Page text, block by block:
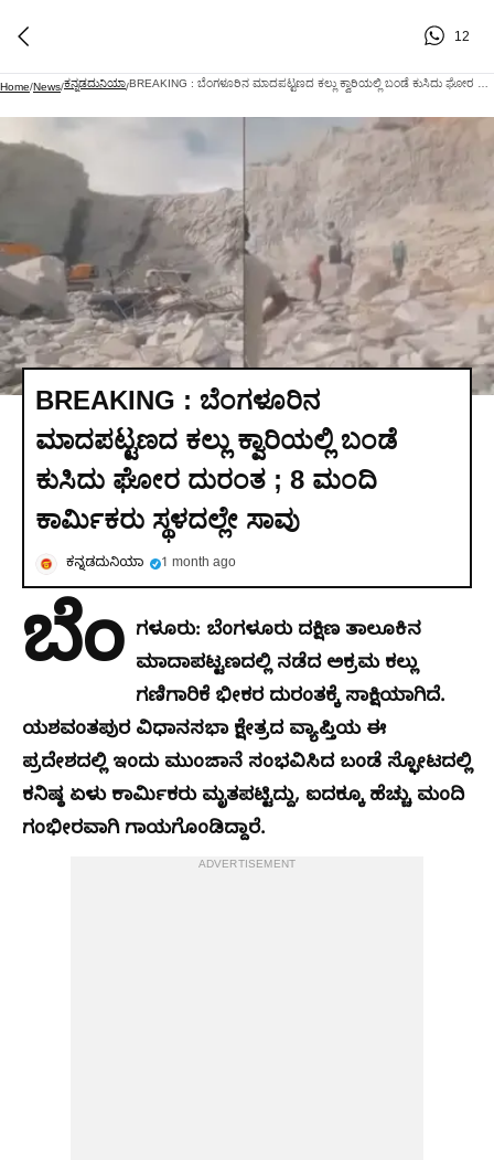
12
Home/News/ಕನ್ನಡದುನಿಯಾ/
BREAKING : ಬೆಂಗಳೂರಿನ
ಮಾದಪಟ್ಟಣದ ಕಲ್ಲು ಕ್ವಾರಿಯಲ್ಲಿ ಬಂಡೆ
ಕುಸಿದು ಘೋರ ದುರಂತ ; 8 ಮಂದಿ
ಕಾರ್ಮಿಕರು ಸ್ಥಳದಲ್ಲೇ ಸಾವು
ಕನ್ನಡದುನಿಯಾ 1 month ago
ಬೆಂ ಗಳೂರು: ಬೆಂಗಳೂರು ದಕ್ಷಿಣ ತಾಲೂಕಿನ
ಮಾದಾಪಟ್ಟಣದಲ್ಲಿ ನಡೆದ ಅಕ್ರಮ ಕಲ್ಲು
ಗಣಿಗಾರಿಕೆ ಭೀಕರ ದುರಂತಕ್ಕೆ ಸಾಕ್ಷಿಯಾಗಿದೆ.
ಯಶವಂತಪುರ ವಿಧಾನಸಭಾ ಕ್ಷೇತ್ರದ ವ್ಯಾಪ್ತಿಯ ಈ
ಪ್ರದೇಶದಲ್ಲಿ ಇಂದು ಮುಂಜಾನೆ ಸಂಭವಿಸಿದ ಬಂಡೆ ಸ್ಫೋಟದಲ್ಲಿ
ಕನಿಷ್ಠ ಏಳು ಕಾರ್ಮಿಕರು ಮೃತಪಟ್ಟಿದ್ದು, ಐದಕ್ಕೂ ಹೆಚ್ಚು ಮಂದಿ
ಗಂಭೀರವಾಗಿ ಗಾಯಗೊಂಡಿದ್ದಾರೆ.
ADVERTISEMENT